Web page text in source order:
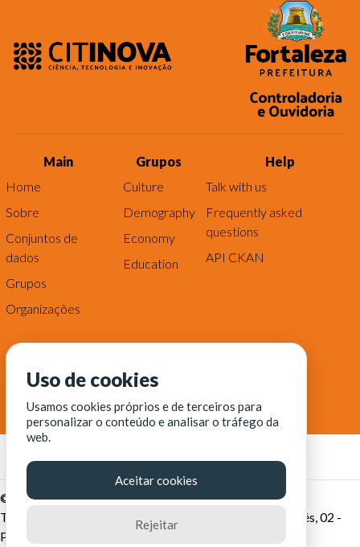
Main
Home
Sobre
Conjuntos de
dados
Grupos
Organizações
Grupos
Culture
Demography
Economy
Education
Help
Talk with us
Frequently asked
questions
API CKAN
© Fortaleza Digital || CITINOVA - Fundação de Ciência,
Tecnologia e Inovação de Fortaleza - Rua dos Tremembés, 02 -
Praia de Iracema - Fortaleza-CE
Uso de cookies
Usamos cookies próprios e de terceiros para
personalizar o conteúdo e analisar o tráfego da
web.
Aceitar cookies
Rejeitar